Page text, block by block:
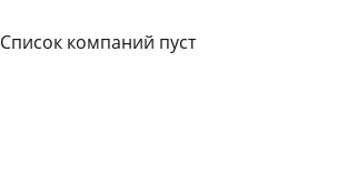
Список компаний пуст